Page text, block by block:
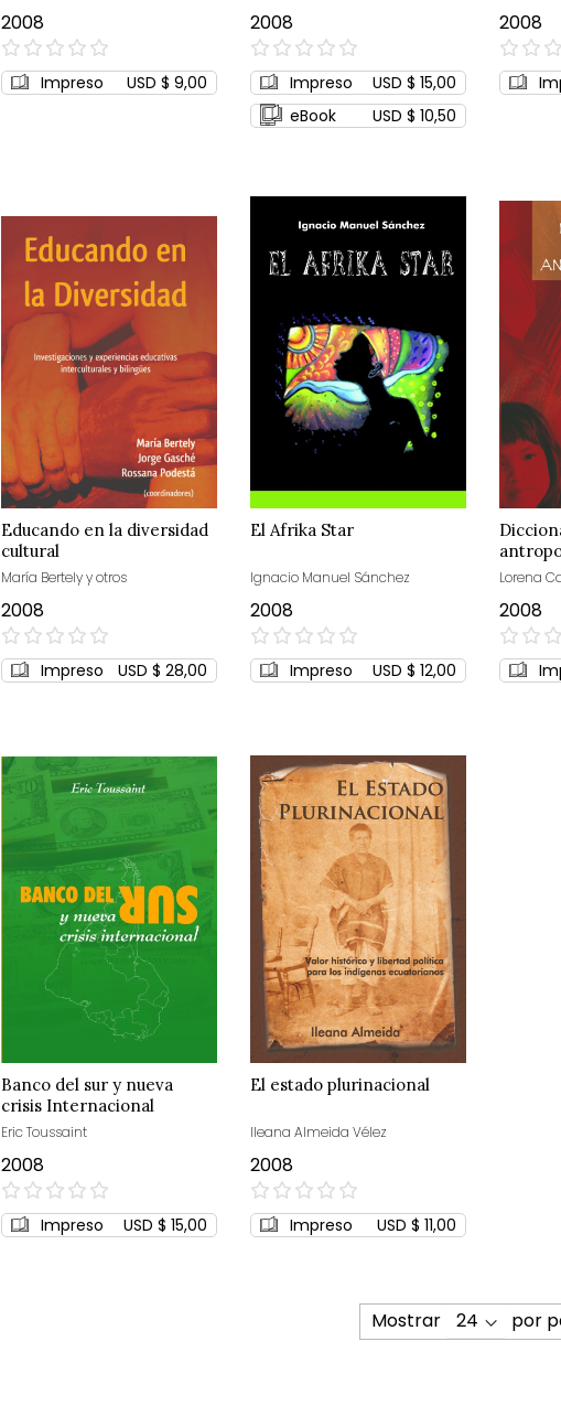
2008
0%
Impreso USD $ 9,00
2008
0%
Impreso
USD $ 15,00
eBook
USD $ 10,50
2008
0%
Educando en la diversidad
cultural
María Bertely y otros
2008
0%
Impreso USD $ 28,00
El Afrika Star
Ignacio Manuel Sánchez
2008
0%
Impreso USD $ 12,00
Lorena
2008
0%
Banco del sur y nueva
crisis Internacional
Eric Toussaint
2008
0%
Impreso USD $ 15,00
El estado plurinacional
Ileana Almeida Vélez
2008
0%
Impreso USD $ 11,00
Mostrar por